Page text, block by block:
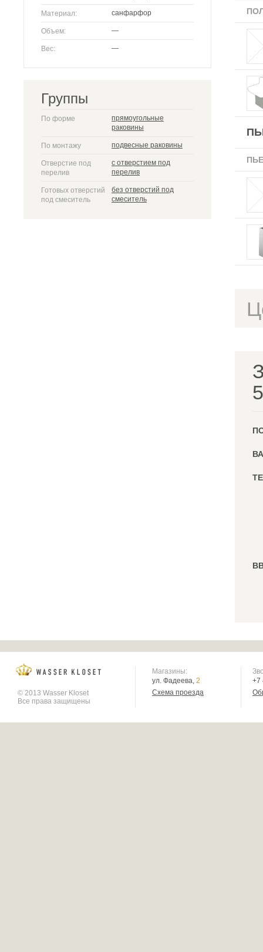
Материал: санфарфор
Объем: —
Вес: —
Группы
По форме
прямоугольные
раковины
По монтажу подвесные раковины
Отверстие под
перелив
с отверстием под
перелив
Готовых отверстий
под смеситель
без отверстий под
смеситель
© 2013 Wasser Kloset
Все права защищены
Магазины:
ул. Фадеева, 2
Схема проезда
+7